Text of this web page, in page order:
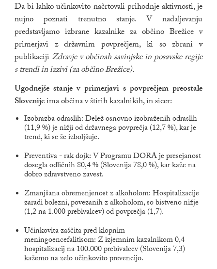
Da bi lahko učinkovito načrtovali prihodnje aktivnosti, je
nujno poznati trenutno stanje. V nadaljevanju
predstavljamo izbrane kazalnike za občino Brežice v
primerjavi z državnim povprečjem, ki so zbrani v
publikaciji Zdravje v občinah savinjske in posavske regije
s trendi in izzivi (za občino Brežice).
Ugodnejše stanje v primerjavi s povprečjem preostale
Slovenijeima občina v štirih kazalnikih, in sicer:
Izobrazba odraslih: Delež osnovno izobraženih odraslih
(11,9 %) je nižji od državnega povprečja (12,7 %), kar je
trend, ki se še izboljšuje.
Preventiva - rak dojk: V Programu DORA je presejanost
dosegla odličnih 80,4 % (Slovenija 78,0 %), kar kaže na
dobro zdravstveno zavest.
Zmanjšana obremenjenost z alkoholom: Hospitalizacije
zaradi bolezni, povezanih z alkoholom, so bistveno nižje
(1,2 na 1.000 prebivalcev) od povprečja (1,7).
Učinkovita zaščita pred klopnim
meningoencefalitisom: Z izjemnim kazalnikom 0,4
hospitalizacij na 100.000 prebivalcev (Slovenija 7,3)
kažemo na zelo učinkovito prevencijo.